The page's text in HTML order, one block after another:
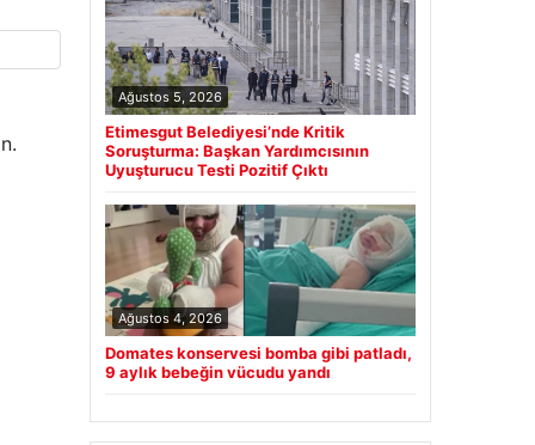
Ağustos 5, 2026
Etimesgut Belediyesi’nde Kritik
Soruşturma: Başkan Yardımcısının
Uyuşturucu Testi Pozitif Çıktı
Ağustos 4, 2026
Domates konservesi bomba gibi patladı,
9 aylık bebeğin vücudu yandı